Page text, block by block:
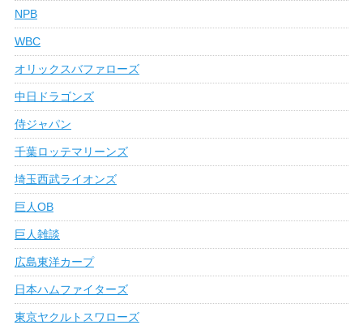
NPB
WBC
オリックスバファローズ
中日ドラゴンズ
侍ジャパン
千葉ロッテマリーンズ
埼玉西武ライオンズ
巨人OB
巨人雑談
広島東洋カープ
日本ハムファイターズ
東京ヤクルトスワローズ